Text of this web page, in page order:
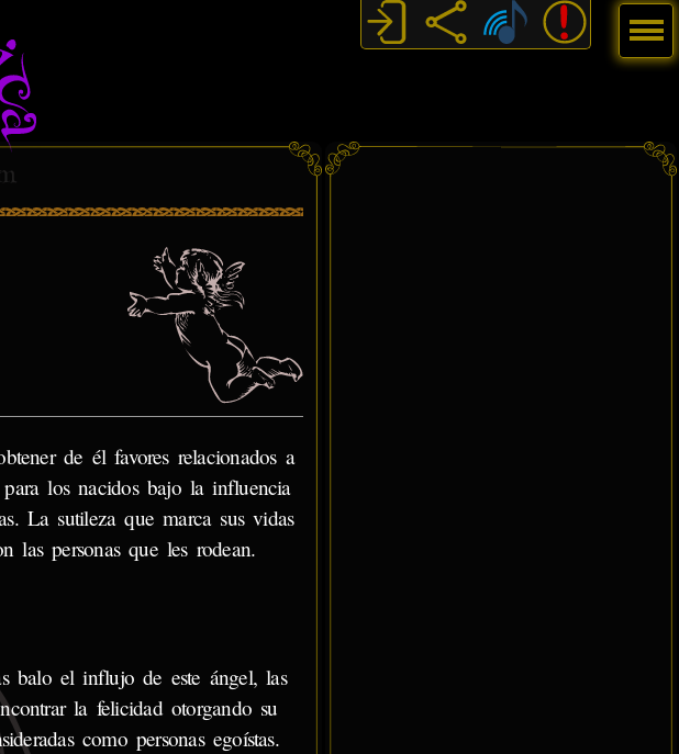
de él favores relacionados a
los nacidos bajo la influencia
La sutileza que marca sus vidas
las personas que les rodean.
balo el influjo de este ángel, las
la felicidad otorgando su
como personas egoístas.
Menú